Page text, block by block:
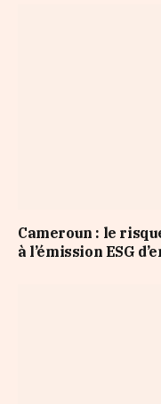
Cameroun : le
à l’émission ESG